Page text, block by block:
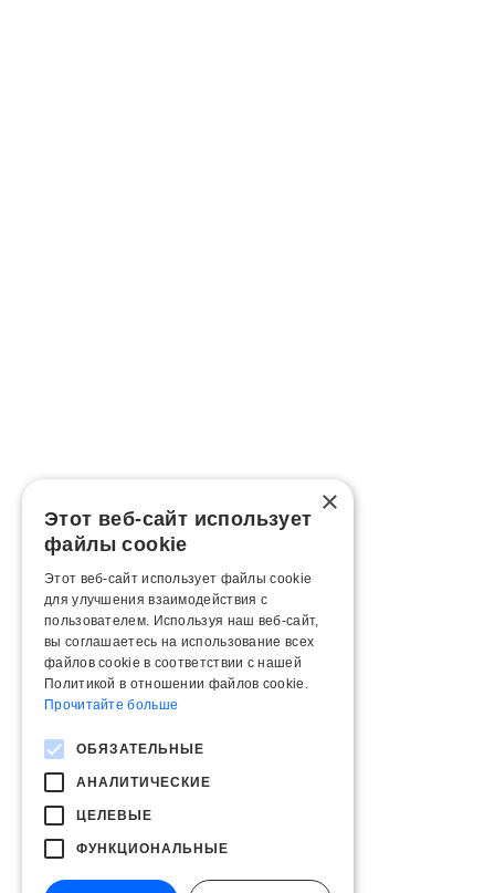
×
Этот веб-сайт использует
файлы cookie
Этот веб-сайт использует файлы cookie
для улучшения взаимодействия с
пользователем. Используя наш веб-сайт,
вы соглашаетесь на использование всех
файлов cookie в соответствии с нашей
Политикой в ​​отношении файлов cookie.
Прочитайте больше
ОБЯЗАТЕЛЬНЫЕ
АНАЛИТИЧЕСКИЕ
ЦЕЛЕВЫЕ
ФУНКЦИОНАЛЬНЫЕ